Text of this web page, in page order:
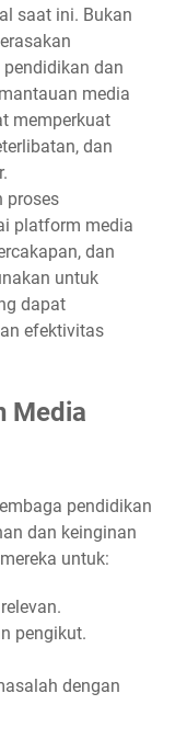
Sosial
Melalui
dan Tepat
Pemantauan
Sosial
Penting
Sekolah Melalui
saat ini. Bukan
dan
media
memperkuat
dan
proses
platform media
dan
untuk
dapat
efektivitas
Media
pendidikan
dan keinginan
untuk:
pengikut.
dengan